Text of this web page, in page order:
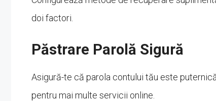
doi factori.
Păstrare Parolă Sigură
Asigură-te că parola contului tău este
pentru mai multe servicii online.